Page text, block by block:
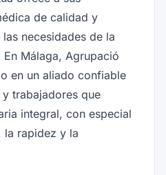
de calidad y
necesidades de la
Málaga, Agrupació
en un aliado confiable
trabajadores que
integral, con especial
la rapidez y la